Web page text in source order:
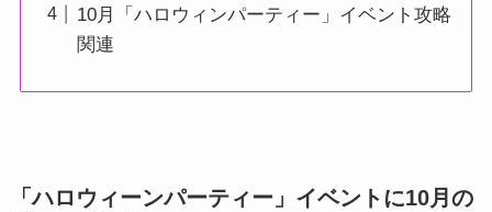
10月「ハロウィンパーティー」イベント攻略
関連
「ハロウィーンパーティー」イベントに10月の